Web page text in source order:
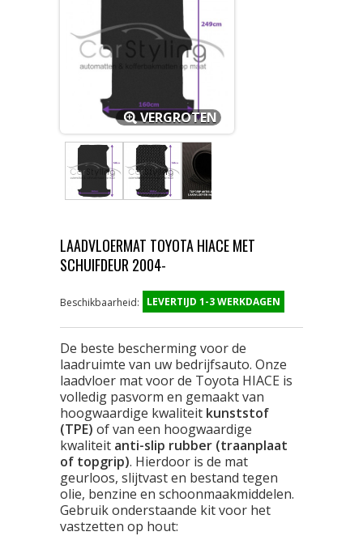
VERGROTEN
LAADVLOERMAT TOYOTA HIACE MET
SCHUIFDEUR 2004-
Beschikbaarheid: LEVERTIJD 1-3 WERKDAGEN
De beste bescherming voor de
laadruimte van uw bedrijfsauto. Onze
laadvloer mat voor de Toyota HIACE is
volledig pasvorm en gemaakt van
hoogwaardige kwaliteit kunststof
(TPE) of van een hoogwaardige
kwaliteit anti-slip rubber (traanplaat
of topgrip). Hierdoor is de mat
geurloos, slijtvast en bestand tegen
olie, benzine en schoonmaakmiddelen.
Gebruik onderstaande kit voor het
vastzetten op hout: